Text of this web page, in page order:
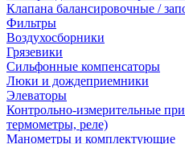
Клапана балансировочные /
Фильтры
Воздухосборники
Грязевики
Сильфонные компенсаторы
Люки и дождеприемники
Элеваторы
Контрольно-измерительные
термометры, реле)
Манометры и комплектующие